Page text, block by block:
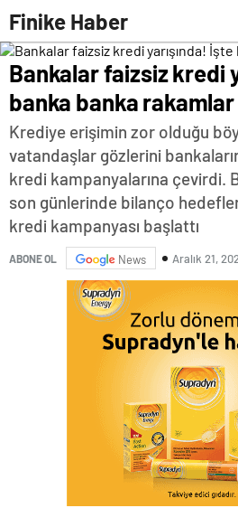
Finike Haber
Bankalar faizsiz kredi
banka banka rakamlar
Krediye erişimin zor olduğu
vatandaşlar gözlerini
kredi kampanyalarına çevirdi.
son günlerinde bilanço
kredi kampanyası başlattı
ABONE OL News Aralık 21,